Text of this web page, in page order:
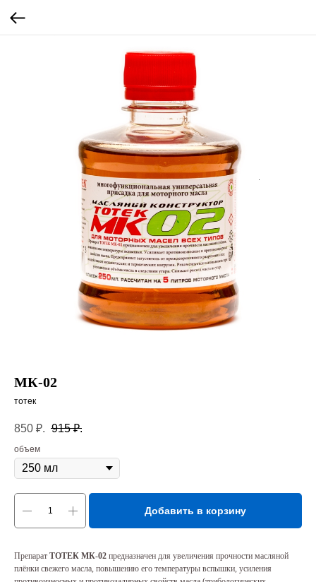
МК-02
тотек
850 ₽. 915 ₽.
объем
Добавить в корзину
Препарат ТОТЕК МК-02 предназначен для увеличения прочности масляной
плёнки свежего масла, повышению его температуры вспышки, усиления